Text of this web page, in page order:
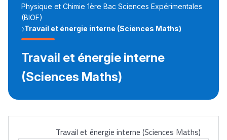
Physique et Chimie 1ère Bac Sciences Expérimentales
(BIOF)
Travail et énergie interne (Sciences Maths)
Travail et énergie interne
(Sciences Maths)
Travail et énergie interne (Sciences Maths)